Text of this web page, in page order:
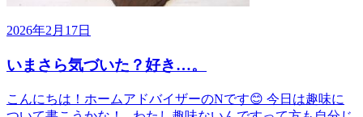
2026年2月17日
いまさら気づいた？好き…。
こんにちは！ホームアドバイザーのNです😊 今日は趣味に